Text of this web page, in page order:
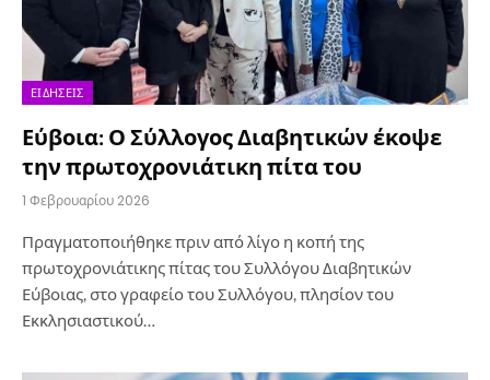
ΕΙΔΉΣΕΙΣ
Εύβοια: Ο Σύλλογος Διαβητικών έκοψε
την πρωτοχρονιάτικη πίτα του
1 Φεβρουαρίου 2026
Πραγματοποιήθηκε πριν από λίγο η κοπή της
πρωτοχρονιάτικης πίτας του Συλλόγου Διαβητικών
Εύβοιας, στο γραφείο του Συλλόγου, πλησίον του
Εκκλησιαστικού…